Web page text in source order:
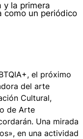
y la primera
como un periódico
el próximo
del arte
Cultural,
de Arte
Una mirada
en una actividad